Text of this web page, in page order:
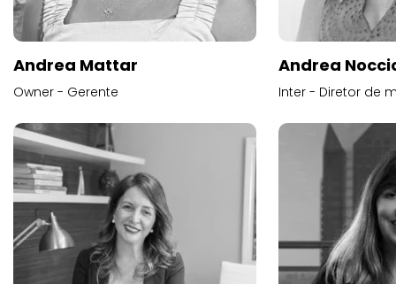
Andrea Mattar
Owner - Gerente
Andrea
Inter - Diretor de